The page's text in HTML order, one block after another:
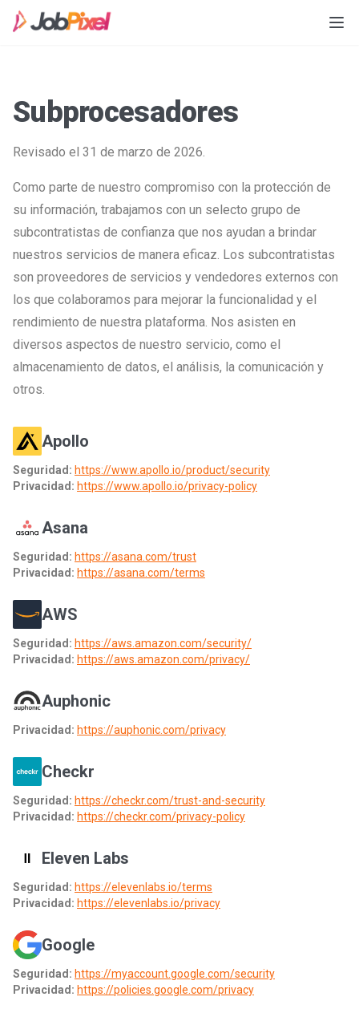
Subprocesadores
Revisado el 31 de marzo de 2026.
Como parte de nuestro compromiso con la protección de
su información, trabajamos con un selecto grupo de
subcontratistas de confianza que nos ayudan a brindar
nuestros servicios de manera eficaz. Los subcontratistas
son proveedores de servicios y vendedores externos con
los que colaboramos para mejorar la funcionalidad y el
rendimiento de nuestra plataforma. Nos asisten en
diversos aspectos de nuestro servicio, como el
almacenamiento de datos, el análisis, la comunicación y
otros.
Apollo
Seguridad: https://www.apollo.io/product/security
Privacidad: https://www.apollo.io/privacy-policy
Asana
Seguridad: https://asana.com/trust
Privacidad: https://asana.com/terms
AWS
Seguridad: https://aws.amazon.com/security/
Privacidad: https://aws.amazon.com/privacy/
Auphonic
Privacidad: https://auphonic.com/privacy
Checkr
Seguridad: https://checkr.com/trust-and-security
Privacidad: https://checkr.com/privacy-policy
Eleven Labs
Seguridad: https://elevenlabs.io/terms
Privacidad: https://elevenlabs.io/privacy
Google
Seguridad: https://myaccount.google.com/security
Privacidad: https://policies.google.com/privacy